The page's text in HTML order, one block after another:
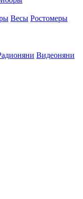
Весы Ростомеры
Видеоняни